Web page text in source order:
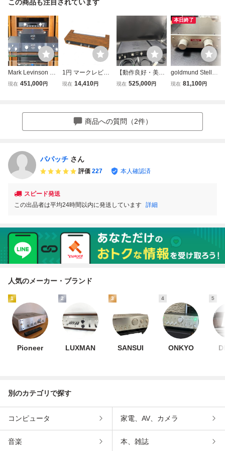
この商品も注目されています
Mark Levinson N
o.26L Balance マ
現在 451,000円
1円 マークレビン
ソン JC-2 プリア
kLevinson ジャン
現在 14,410円
【動作良好・美
品】MarkLevinso
ントロールアンプ
現在 525,000円
本日終了
goldmund Stellav
ox PR2-T パッシ
現在 81,100円
商品への質問（2件）
パパッチ さん
評価 227 本人確認済
スピード発送
この出品者は平均24時間以内に発送しています 詳細
人気のメーカー・ブランド
1
Pioneer
2
LUXMAN
3
SANSUI
4
ONKYO
5
別のカテゴリで探す
コンピュータ 家電、AV、カメラ
音楽 本、雑誌